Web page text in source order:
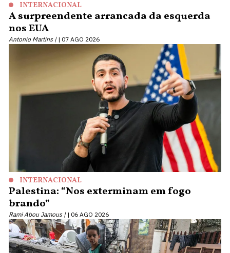
INTERNACIONAL
A surpreendente arrancada da esquerda
nos EUA
Antonio Martins | 07 AGO 2026
INTERNACIONAL
Palestina: “Nos exterminam em fogo
brando”
Rami Abou Jamous | 06 AGO 2026